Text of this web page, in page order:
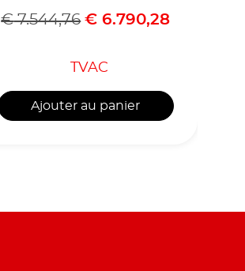
À VALVES
€7.544,76 € 6.790,28
TVAC
Ajouter au panier